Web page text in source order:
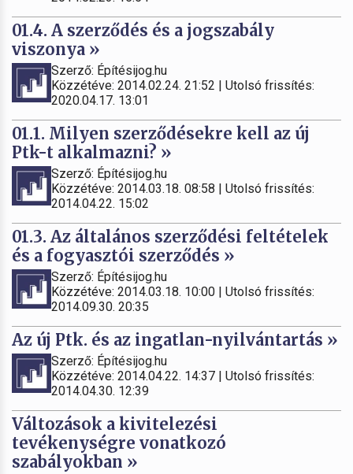
01.4. A szerződés és a jogszabály
viszonya »
Szerző: Építésijog.hu
Közzétéve: 2014.02.24. 21:52 | Utolsó frissítés:
2020.04.17. 13:01
01.1. Milyen szerződésekre kell az új
Ptk-t alkalmazni? »
Szerző: Építésijog.hu
Közzétéve: 2014.03.18. 08:58 | Utolsó frissítés:
2014.04.22. 15:02
01.3. Az általános szerződési feltételek
és a fogyasztói szerződés »
Szerző: Építésijog.hu
Közzétéve: 2014.03.18. 10:00 | Utolsó frissítés:
2014.09.30. 20:35
Az új Ptk. és az ingatlan-nyilvántartás »
Szerző: Építésijog.hu
Közzétéve: 2014.04.22. 14:37 | Utolsó frissítés:
2014.04.30. 12:39
Változások a kivitelezési
tevékenységre vonatkozó
szabályokban »